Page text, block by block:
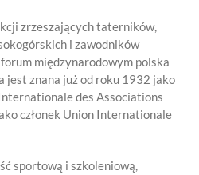
zrzeszających taterników,
i zawodników
międzynarodowym polska
jest znana już od roku 1932 jako
des Associations
członek Union Internationale
sportową i szkoleniową,